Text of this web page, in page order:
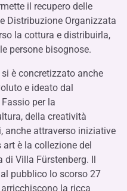
il recupero delle
Distribuzione Organizzata
la cottura e distribuirla,
persone bisognose.
è concretizzato anche
e ideato dal
per la
della creatività
anche attraverso iniziative
è la collezione del
di Villa Fürstenberg. Il
pubblico lo scorso 27
la ricca